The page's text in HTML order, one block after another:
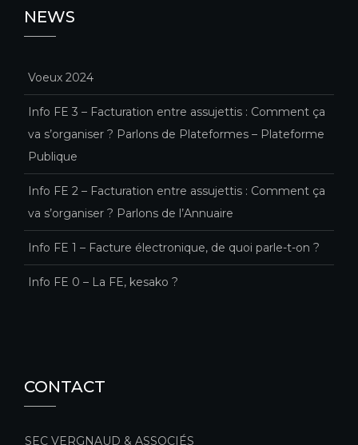
NEWS
Voeux 2024
Info FE 3 – Facturation entre assujettis : Comment ça
va s’organiser ? Parlons de Plateformes – Plateforme
Publique
Info FE 2 – Facturation entre assujettis : Comment ça
va s’organiser ? Parlons de l’Annuaire
Info FE 1 – Facture électronique, de quoi parle-t-on ?
Info FE 0 – La FE, kesako ?
CONTACT
SEC VERGNAUD & ASSOCIÉS